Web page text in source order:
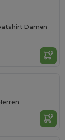
Damen